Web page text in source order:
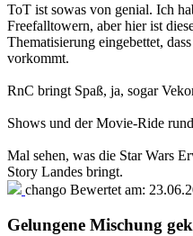
ToT ist sowas von genial. Ich
Freefalltowern, aber hier ist
Thematisierung eingebettet,
vorkommt.
RnC bringt Spaß, ja, sogar
Shows und der Movie-Ride
Mal sehen, was die Star Wars
Story Landes bringt.
chango Bewertet am:
Gelungene Mischung